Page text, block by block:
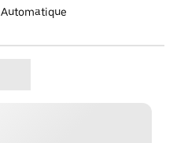
Automatique